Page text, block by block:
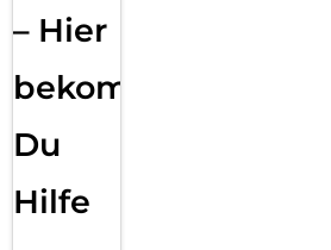
– Hier
bekommst
Du
Hilfe